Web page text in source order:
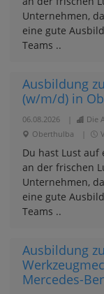
Unternehmen,
eine gute
Teams ..
Ausbildung
(w/m/d) in
06.08.2026 Die
Oberthulba
Du hast Lust
an der frischen
Unternehmen,
eine gute
Teams ..
Ausbildung
Mercedes-